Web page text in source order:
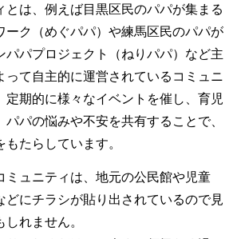
は、例えば目黒区民のパパが集まる
ーク（めぐパパ）や練馬区民のパパが
パパプロジェクト（ねりパパ）など主
って自主的に運営されているコミュニ
定期的に様々なイベントを催し、育児
パの悩みや不安を共有することで、
たらしています。
ュニティは、地元の公民館や児童
どにチラシが貼り出されているので見
れません。